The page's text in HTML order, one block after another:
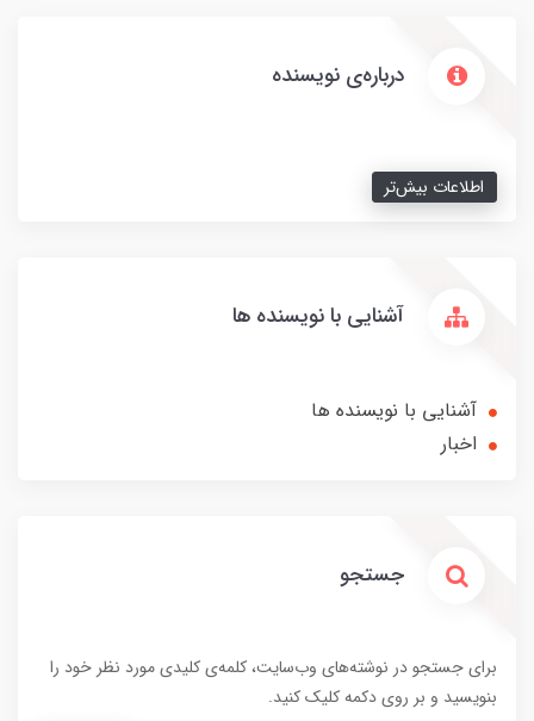
درباره‌ی نویسنده
اطلاعات بیش‌تر
آشنایی با نویسنده ها
آشنایی با نویسنده ها
اخبار
جستجو
برای جستجو در نوشته‌های وب‌سایت، کلمه‌ی کلیدی مورد نظر خود را
بنویسید و بر روی دکمه کلیک کنید.